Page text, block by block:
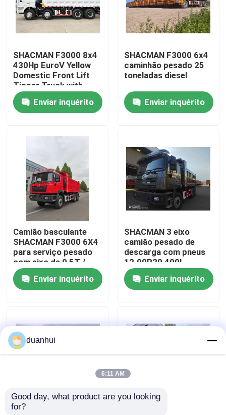
Sobre nós
Visita à fábrica
Controle de qualidade
Contacte-nos
Solicite um orçamento
Caminhão basculante pesado
Caminhão do trator
SHACMAN F3000 8x4
430Hp EuroV Yellow
Domestic Front Lift
Tipper Truck with
300L Fuel Tank and
12.00R20 Tires
Enviar inquérito
SHACMAN F3000 6x4
caminhão pesado 25
toneladas diesel
Enviar inquérito
Camião basculante
SHACMAN F3000 6X4
para serviço pesado
com eixo de 9,5T /
2*16 T, tanque de
combustível de 300L e
distância entre eixos
Enviar inquérito
SHACMAN 3 eixo
camião pesado de
descarga com pneus
12.00R20 400L
tanque de combustível
e transmissão manual
430HP EuroII 25
Enviar inquérito
SHACMAN X3000
duanhui
6:11 AM
Good day, what product are you looking
for?